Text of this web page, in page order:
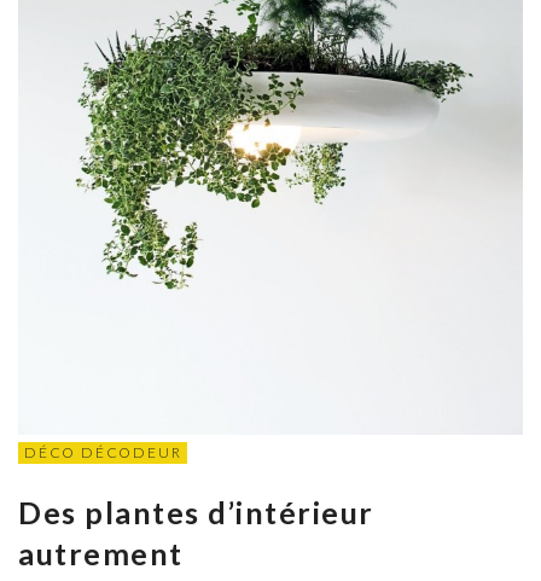
DÉCO DÉCODEUR
Des plantes d’intérieur
autrement